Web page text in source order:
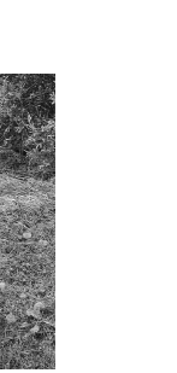
à l’AJPA